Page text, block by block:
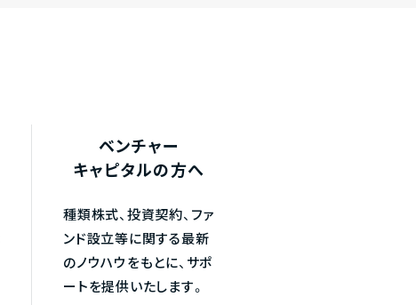
ベンチャー
キャピタルの方へ
種類株式、投資契約、ファ
ンド設立等に関する最新
のノウハウをもとに、サポ
ートを提供いたします。